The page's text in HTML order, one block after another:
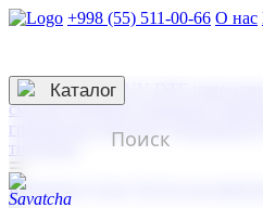
+998 (55) 511-00-66 О нас
3D гравировка
смолой (Doming)
гравировка твердая
тиснение
☰
Контакты
Каталог